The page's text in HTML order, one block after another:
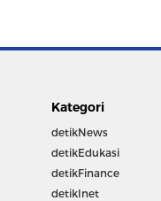
Kategori
detikNews
detikEdukasi
detikFinance
detikInet